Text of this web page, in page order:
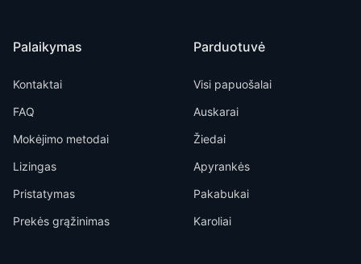
Palaikymas
Kontaktai
FAQ
Mokėjimo metodai
Lizingas
Pristatymas
Prekės grąžinimas
Parduotuvė
Visi papuošalai
Auskarai
Žiedai
Apyrankės
Pakabukai
Karoliai